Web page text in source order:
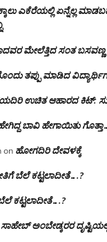
ಎಕೆರೆಯಲ್ಲಿ ಏನ್ನೆಲ್ಲ‌
ಮೇಲೆತ್ತಿದ ಸಂತ ಬಸವಣ್ಣ
ತಪ್ಪು ಮಾಡಿದ
ಉಚಿತ ಆಹಾರದ ಕಿಟ್:
ಬಾವಿ ಹೇಗಾಯಿತು
on ಹೋಗದಿರಿ ದೇವಳಕ್ಕೆ
ಬೆಲೆ ಕಟ್ಟಲಾದೀತೆ….?
ಕಟ್ಟಲಾದೀತೆ….?
ಅಂಬೇಡ್ಕರರ